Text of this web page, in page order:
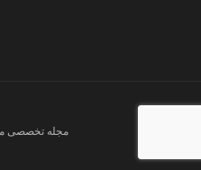
مجله تخصصی